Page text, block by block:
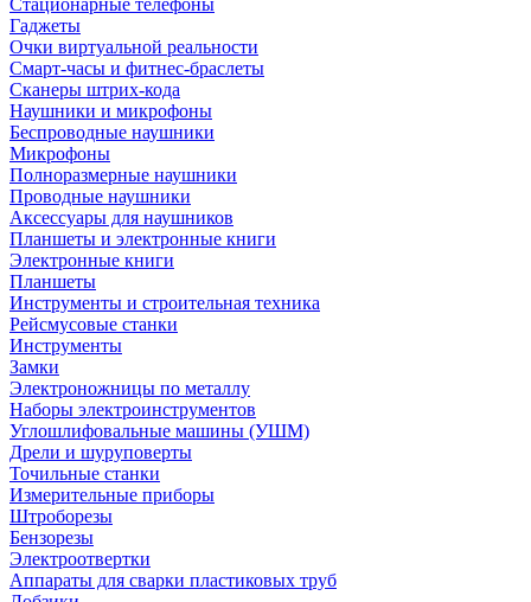
Стационарные телефоны
Гаджеты
Очки виртуальной реальности
Смарт-часы и фитнес-браслеты
Сканеры штрих-кода
Наушники и микрофоны
Беспроводные наушники
Микрофоны
Полноразмерные наушники
Проводные наушники
Аксессуары для наушников
Планшеты и электронные книги
Электронные книги
Планшеты
Инструменты и строительная техника
Рейсмусовые станки
Инструменты
Замки
Электроножницы по металлу
Наборы электроинструментов
Углошлифовальные машины (УШМ)
Дрели и шуруповерты
Точильные станки
Измерительные приборы
Штроборезы
Бензорезы
Электроотвертки
Аппараты для сварки пластиковых труб